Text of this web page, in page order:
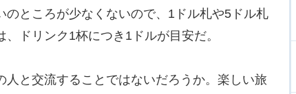
ところが少なくないので、1ドル札や5ドル札
ドリンク1杯につき1ドルが目安だ。
と交流することではないだろうか。楽しい旅